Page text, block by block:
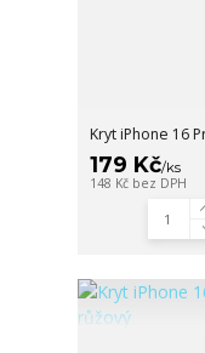
Kryt iPhone 16
179 Kč/ks
148 Kč bez DPH